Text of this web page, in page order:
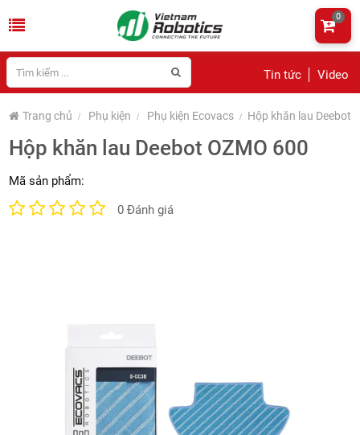
Tin tức Video
0
Trang chủ Phụ kiện Phụ kiện Ecovacs Hộp khăn lau Deebot
Hộp khăn lau Deebot OZMO 600
Mã sản phẩm:
0 Đánh giá